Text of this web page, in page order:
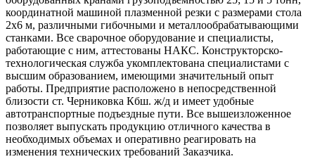
координатной машиной плазменной резки с размерами стола
2x6 м, различными гибочными и металлообрабатывающими
станками. Все сварочное оборудование и специалисты,
работающие с ним, аттестованы НАКС. Конструкторско-
технологическая служба укомплектована специалистами с
высшим образованием, имеющими значительный опыт
работы. Предприятие расположено в непосредственной
близости ст. Черниковка Кбш. ж/д и имеет удобные
автотранспортные подъездные пути. Все вышеизложенное
позволяет выпускать продукцию отличного качества в
необходимых объемах и оперативно реагировать на
изменения технических требований Заказчика.